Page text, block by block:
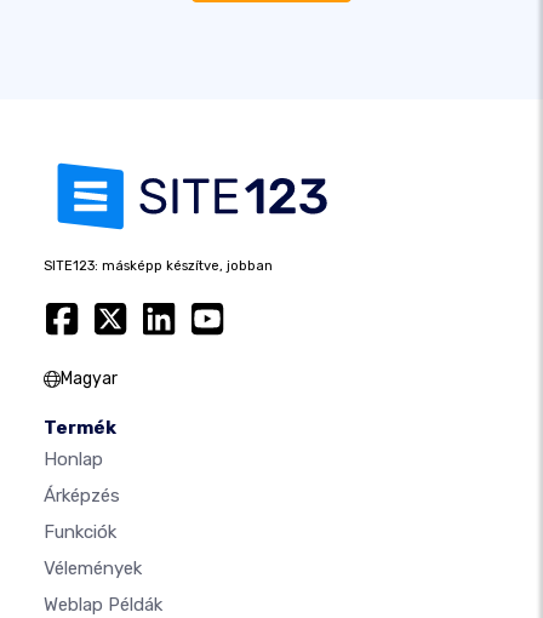
SITE123: másképp készítve, jobban
Magyar
Termék
Honlap
Árképzés
Funkciók
Vélemények
Weblap Példák